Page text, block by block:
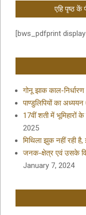
एहि पृष्ठ
[bws_pdfprint
गोनू झाक काल-निर्धारण
पाण्डुलिपियों का अध्ययन
17वीं शती में भूमिहारों के
2025
मिथिला झुक नहीं रही
जनक-क्षेत्र एवं उसके
January 7, 2024